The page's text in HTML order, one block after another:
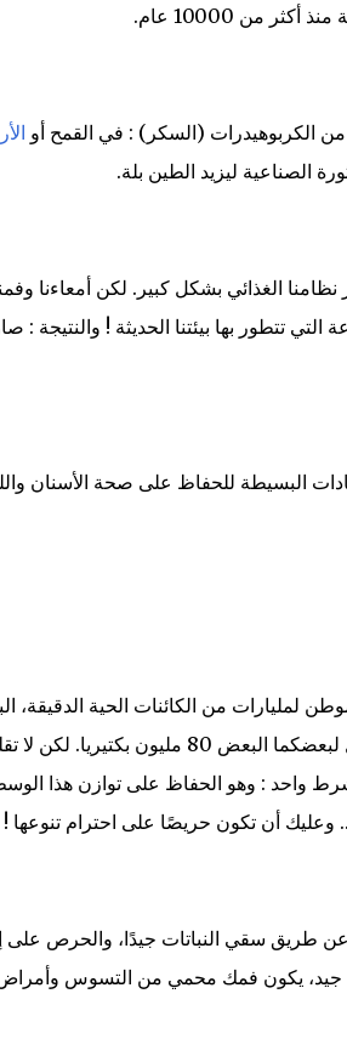
من 10000 عام
.
من الكربوهيدرات (السكر) : في القمح أو
الصناعية ليزيد الطين بلة.
الغذائي بشكل كبير. لكن أمعاءنا
تتطور بها بيئتنا الحديثة ! والنتيجة :
البسيطة للحفاظ على صحة الأسنان
لمليارات من الكائنات الحية الدقيقة،
لكن لا
واحد : وهو الحفاظ على توازن هذا
وعليك أن تكون حريصًا على احترام تنوعها !
عن طريق سقي النباتات جيدًا، والحرص على
جيد، يكون فمك محمي من التسوس وأمراض